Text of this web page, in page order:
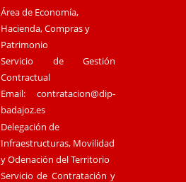
Área de Economía,
Hacienda, Compras y
Patrimonio
Servicio de Gestión
Contractual
Email:contratacion@dip-
badajoz.es
Delegación de
Infraestructuras, Movilidad
y Odenación del Territorio
Servicio de Contratación y